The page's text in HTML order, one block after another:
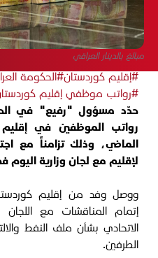
مبالغ بالدينار العراقي
#إقليم كوردستان#الحكومة
#رواتب موظفي إقليم
حدّد مسؤول "رفيع" في
رواتب الموظفين في
الماضي، وذلك تزامناً مع
لإقليم مع لجان وزارية اليوم
ووصل وفد من إقليم
إتمام المناقشات مع اللجان
الاتحادي بشأن ملف النفط
الطرفين.